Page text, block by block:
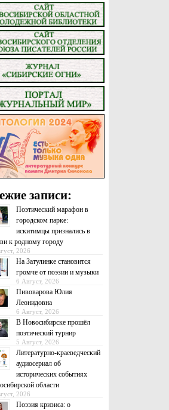
записи:
Поэтический марафон в
городском парке:
искитимцы признались в
к родному городу
2026
На Затулинке становится
громче от поэзии и музыки
6 Август, 2026
Пивоварова Юлия
Леонидовна
6 Август, 2026
В Новосибирске прошёл
поэтический турнир
5 Август, 2026
Литературно-краеведческий
аудиосериал об
исторических событиях
области
2026
Поэзия кризиса: о